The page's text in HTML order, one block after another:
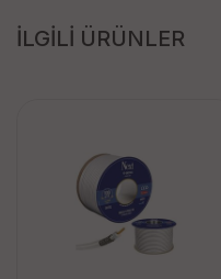
İLGİLİ ÜRÜNLER